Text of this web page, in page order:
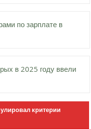
по зарплате в
в 2025 году ввели
критерии